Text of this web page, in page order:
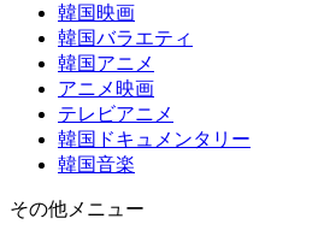
韓国映画
韓国バラエティ
韓国アニメ
アニメ映画
テレビアニメ
韓国ドキュメンタリー
韓国音楽
その他メニュー